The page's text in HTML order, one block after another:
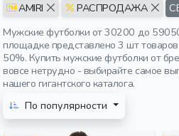
AMIRI РАСПРОДАЖА
Мужские футболки от 30200 до
площадке представлено 3 шт
50%. Купить мужские футболки от
вовсе нетрудно - выбирайте самое
нашего гигантского каталога.
По популярности